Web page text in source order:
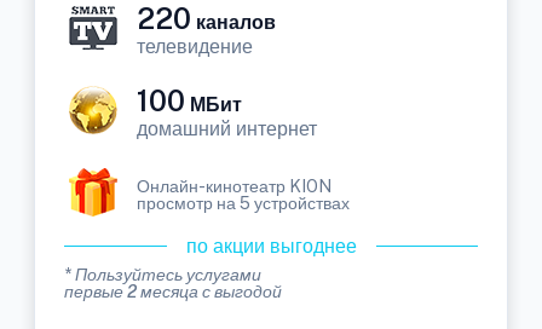
220 каналов
телевидение
100 МБит
домашний интернет
Онлайн-кинотеатр KION
просмотр на 5 устройствах
по акции выгоднее
* Пользуйтесь услугами
первые 2 месяца с выгодой